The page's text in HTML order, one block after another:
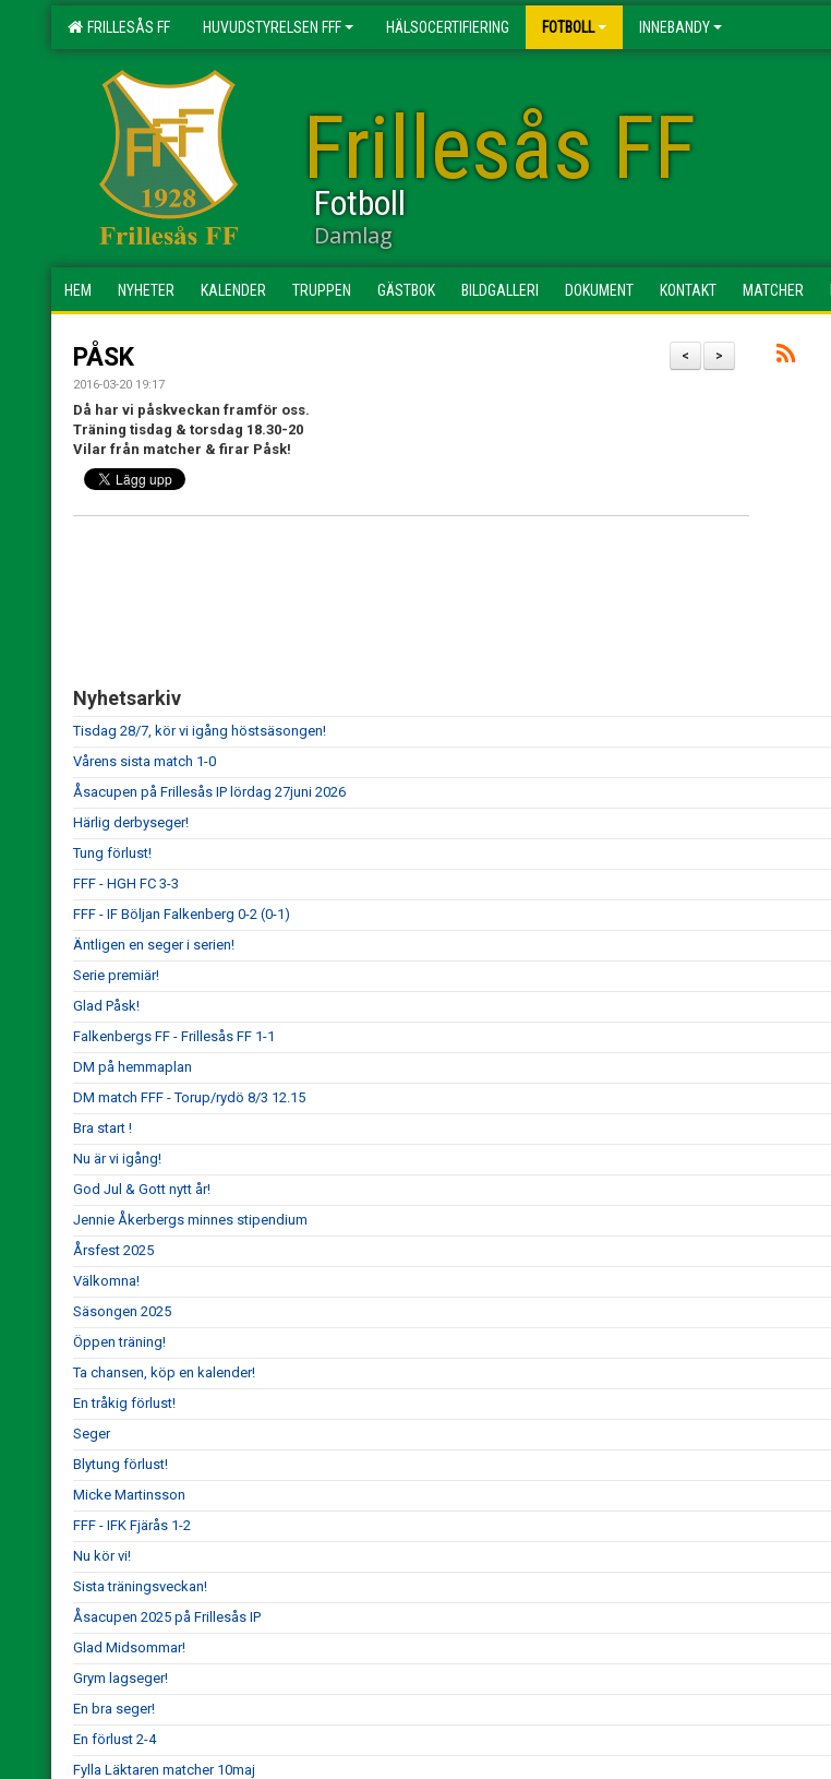
FRILLESÅS FF HUVUDSTYRELSEN FFF HÄLSOCERTIFIERING FOTBOLL INNEBANDY
Frillesås FF
Fotboll
Damlag
HEM NYHETER KALENDER TRUPPEN GÄSTBOK BILDGALLERI DOKUMENT KONTAKT MATCHER
>
<
PÅSK
2016-03-20 19:17
Då har vi påskveckan framför oss.
Träning tisdag & torsdag 18.30-20
Vilar från matcher & firar Påsk!
Nyhetsarkiv
Tisdag 28/7, kör vi igång höstsäsongen!
Vårens sista match 1-0
Åsacupen på Frillesås IP lördag 27juni 2026
Härlig derbyseger!
Tung förlust!
FFF - HGH FC 3-3
FFF - IF Böljan Falkenberg 0-2 (0-1)
Äntligen en seger i serien!
Serie premiär!
Glad Påsk!
Falkenbergs FF - Frillesås FF 1-1
DM på hemmaplan
DM match FFF - Torup/rydö 8/3 12.15
Bra start !
Nu är vi igång!
God Jul & Gott nytt år!
Jennie Åkerbergs minnes stipendium
Årsfest 2025
Välkomna!
Säsongen 2025
Öppen träning!
Ta chansen, köp en kalender!
En tråkig förlust!
Seger
Blytung förlust!
Micke Martinsson
FFF - IFK Fjärås 1-2
Nu kör vi!
Sista träningsveckan!
Åsacupen 2025 på Frillesås IP
Glad Midsommar!
Grym lagseger!
En bra seger!
En förlust 2-4
Fylla Läktaren matcher 10maj